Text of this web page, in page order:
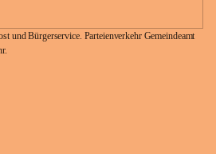
und Bürgerservice. Parteienverkehr Gemeindeamt